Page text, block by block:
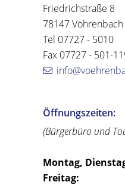
Friedrichstraße 8
78147 Vöhrenbach
Tel 07727 - 5010
Fax 07727 - 501-
Öffnungszeiten:
(Bürgerbüro und
Montag,
Freitag: